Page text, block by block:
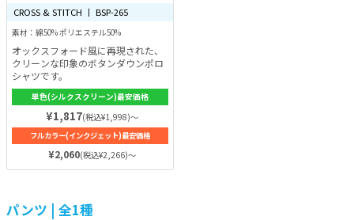
CROSS & STITCH 丨 BSP-265
素材：綿50% ポリエステル50%
オックスフォード風に再現された、
クリーンな印象のボタンダウンポロ
シャツです。
単色(シルクスクリーン)最安価格
¥1,817(税込¥1,998)～
フルカラー(インクジェット)最安価格
¥2,060(税込¥2,266)～
パンツ | 全1種